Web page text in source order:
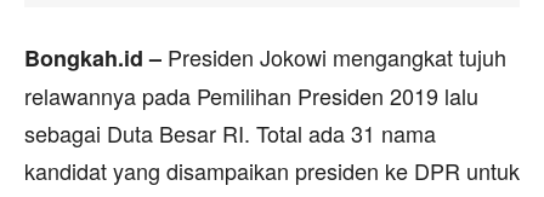
Bongkah.id – Presiden Jokowi mengangkat tujuh
relawannya pada Pemilihan Presiden 2019 lalu
sebagai Duta Besar RI. Total ada 31 nama
kandidat yang disampaikan presiden ke DPR untuk